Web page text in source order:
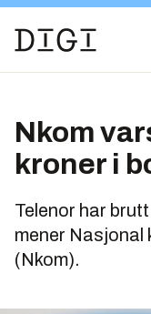
Nkom
kroner i
Telenor har
mener Nasjonal
(Nkom).